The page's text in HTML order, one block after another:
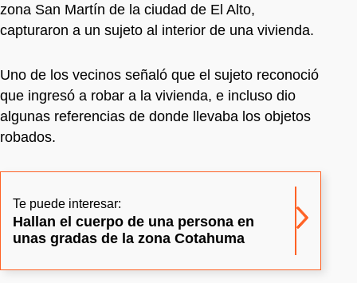
zona San Martín de la ciudad de El Alto,
capturaron a un sujeto al interior de una vivienda.
Uno de los vecinos señaló que el sujeto reconoció
que ingresó a robar a la vivienda, e incluso dio
algunas referencias de donde llevaba los objetos
robados.
Te puede interesar:
Hallan el cuerpo de una persona en
unas gradas de la zona Cotahuma